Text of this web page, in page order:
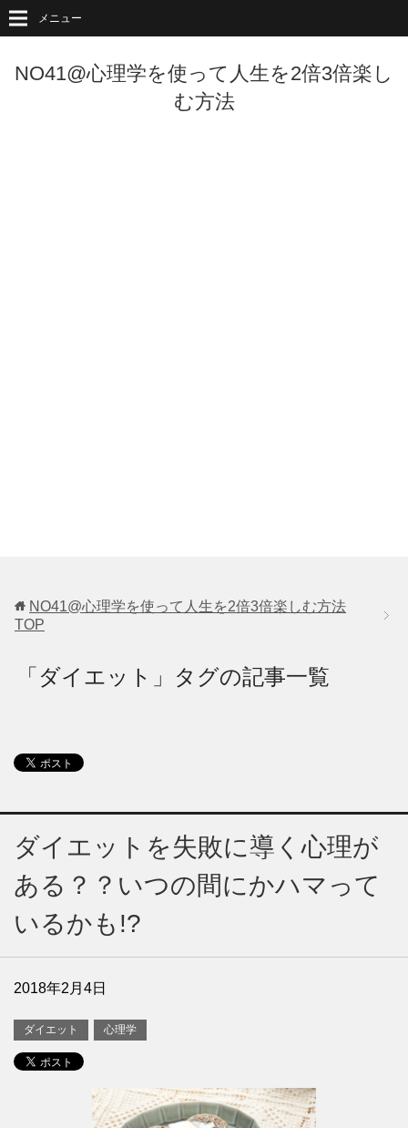
NO41@心理学を使って人生を2倍3倍楽し
む方法
メニュー
NO41@心理学を使って人生を2倍3倍楽しむ方法
TOP
「ダイエット」タグの記事一覧
ダイエットを失敗に導く心理が
ある？？いつの間にかハマって
いるかも!?
2018年2月4日
ダイエット 心理学